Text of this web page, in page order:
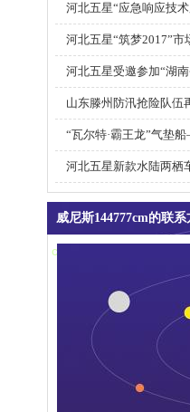
河北五星“应急响应技
河北五星“筑梦2017”市
河北五星受邀参加“湖
山东滕州防汛抢险队伍
“瓦尔特·霸王龙”气垫
河北五星新款水陆两栖
威尼斯144777cm的联系
contact us